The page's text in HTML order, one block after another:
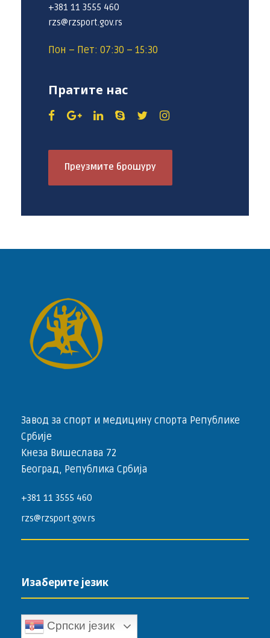
+381 11 3555 460
rzs@rzsport.gov.rs
Пон – Пет: 07:30 – 15:30
Пратите нас
Преузмите брошуру
Завод за спорт и медицину спорта Републике
Србије
Кнеза Вишеслава 72
Београд, Република Србија
+381 11 3555 460
rzs@rzsport.gov.rs
Изаберите језик
Српски језик